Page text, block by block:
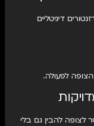
דיגיטליים
הצופה לפעולה.
לצופה להבין גם בלי